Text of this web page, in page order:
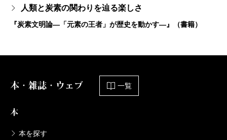
人類と炭素の関わりを辿る楽しさ
『炭素文明論―「元素の王者」が歴史を動かす―』（書籍）
本・雑誌・ウェブ 一覧
本
本を探す